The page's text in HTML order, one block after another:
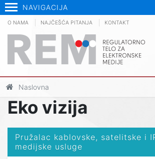
NAVIGACIJA
O NAMA NAJČEŠĆA PITANJA KONTAKT
Naslovna
Eko vizija
Pružalac kablovske, satelitske i
medijske usluge